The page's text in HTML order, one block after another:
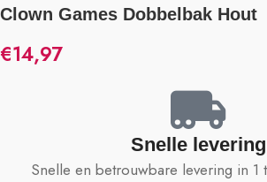
Clown Games Dobbelbak Hout
€14,97
Snelle levering
Snelle en betrouwbare levering in 1